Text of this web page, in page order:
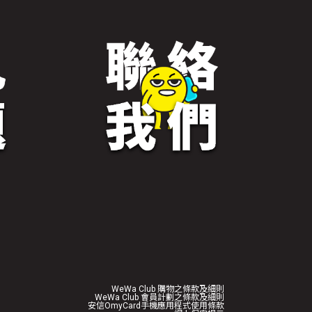
WeWa Club 購物之條款及細則
WeWa Club 會員計劃之條款及細則
安信OmyCard手機應用程式使用條款